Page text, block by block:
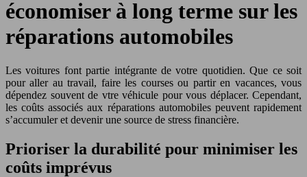
économiser à long terme sur les
réparations automobiles
Les voitures font partie intégrante devotre quotidien. Que ce soit
pour aller au travail, faire les courses ou partir en vacances, vous
dépendez souvent de vtrevéhicule pour vous déplacer. Cependant,
les coûts associés aux réparations automobiles peuvent rapidement
s’accumuler et devenir une source de stress financière.
Prioriser la durabilité pour minimiser les
coûts imprévus